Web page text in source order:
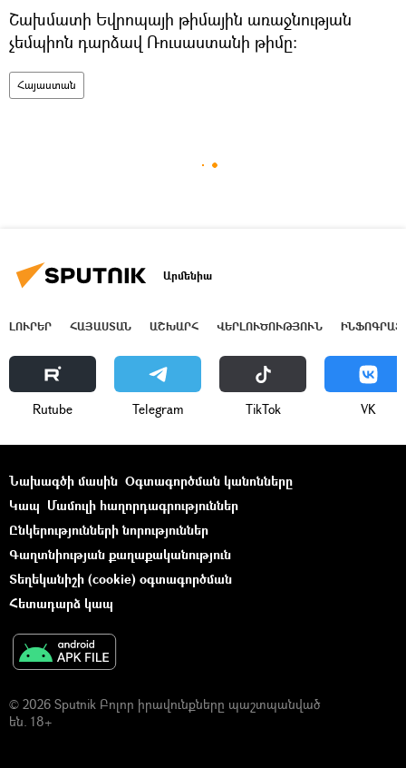
Շախմատի Եվրոպայի թիմային առաջնության
չեմպիոն դարձավ Ռուսաստանի թիմը:
Հայաստան
Արմենիա
ԼՈՒՐԵՐ ՀԱՅԱՍՏԱՆ ԱՇԽԱՐՀ ՎԵՐԼՈՒԾՈՒԹՅՈՒՆ
Rutube Telegram ТikТоk VK
Նախագծի մասին Օգտագործման կանոնները
Կապ Մամուլի հաղորդագրություններ
Ընկերությունների նորություններ
Գաղտնիության քաղաքականություն
Տեղեկանիշի (cookie) օգտագործման
Հետադարձ կապ
© 2026 Sputnik Բոլոր իրավունքները պաշտպանված
են. 18+